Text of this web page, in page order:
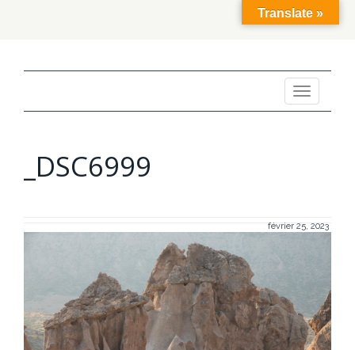
Toggle
navigation
_DSC6999
février 25, 2023
Translate »